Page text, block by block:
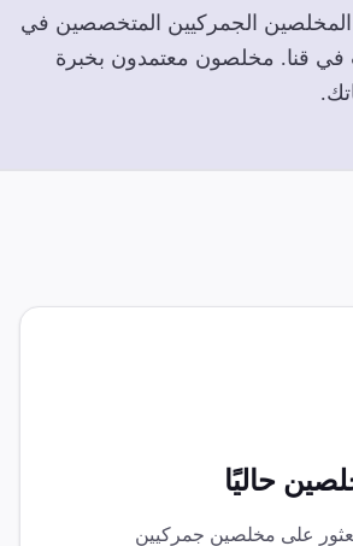
الجمركيين المتخصصين في
في قنا. مخلصون معتمدون بخبرة
حاليًا
على مخلصين جمركيين